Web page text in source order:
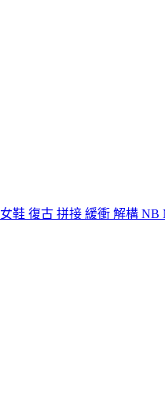
鞋 復古 拼接 緩衝 解構 NB